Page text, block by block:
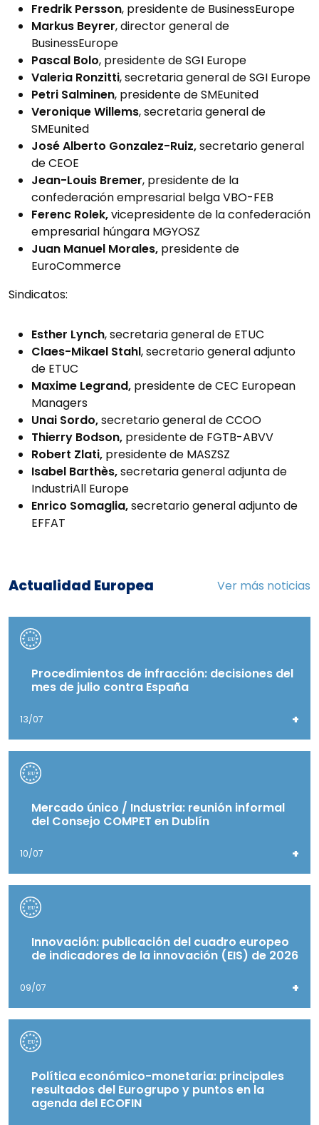
Fredrik Persson, presidente de BusinessEurope
Markus Beyrer, director general de
BusinessEurope
Pascal Bolo, presidente de SGI Europe
Valeria Ronzitti, secretaria general de SGI Europe
Petri Salminen, presidente de SMEunited
Veronique Willems, secretaria general de
SMEunited
José Alberto Gonzalez-Ruiz,secretario general
de CEOE
Jean-Louis Bremer, presidente de la
confederación empresarial belga VBO-FEB
Ferenc Rolek,vicepresidente de la confederación
empresarial húngara MGYOSZ
Juan Manuel Morales, presidente de
EuroCommerce
Sindicatos:
Esther Lynch, secretaria general de ETUC
Claes-Mikael Stahl, secretario general adjunto
de ETUC
Maxime Legrand, presidente de CEC European
Managers
Unai Sordo,secretario general de CCOO
Thierry Bodson, presidente de FGTB-ABVV
Robert Zlati, presidente de MASZSZ
Isabel Barthès,secretaria general adjunta de
IndustriAll Europe
Enrico Somaglia,secretario general adjunto de
EFFAT
Actualidad Europea Ver más noticias
Procedimientos de infracción: decisiones del
mes de julio contra España
13/07 +
Mercado único / Industria: reunión informal
del Consejo COMPET en Dublín
10/07 +
Innovación: publicación del cuadro europeo
de indicadores de la innovación (EIS) de 2026
09/07 +
Política económico-monetaria: principales
resultados del Eurogrupo y puntos en la
agenda del ECOFIN